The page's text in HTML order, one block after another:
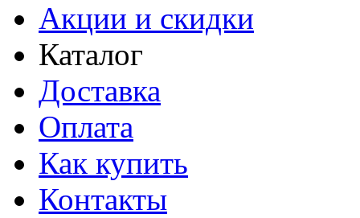
Акции и скидки
Каталог
Доставка
Оплата
Как купить
Контакты